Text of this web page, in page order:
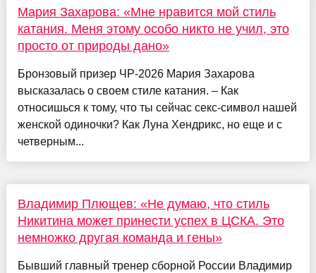
Мария Захарова: «Мне нравится мой стиль
катания. Меня этому особо никто не учил, это
просто от природы дано»
Бронзовый призер ЧР-2026 Мария Захарова
высказалась о своем стиле катания. – Как
относишься к тому, что ты сейчас секс-символ нашей
женской одиночки? Как Луна Хендрикс, но еще и с
четверным...
Владимир Плющев: «Не думаю, что стиль
Никитина может принести успех в ЦСКА. Это
немножко другая команда и гены»
Бывший главный тренер сборной России Владимир